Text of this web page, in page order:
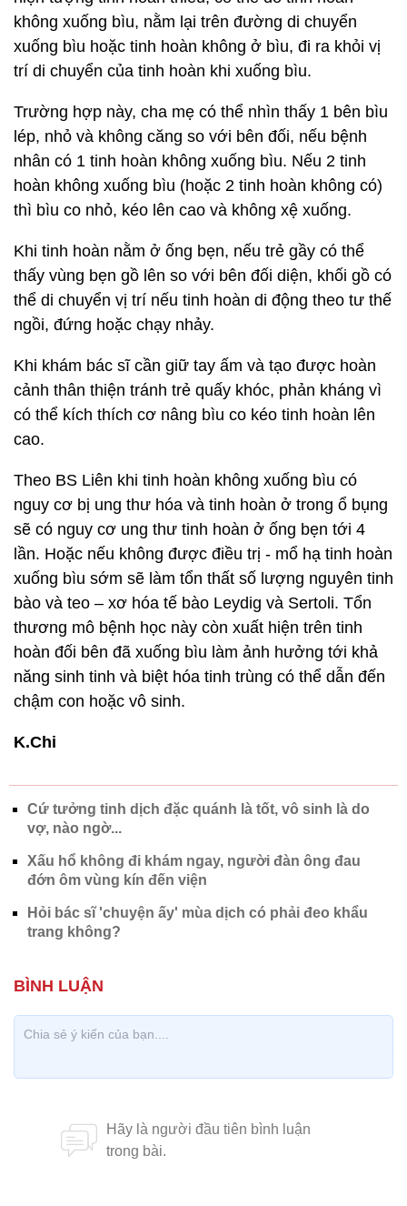
không xuống bìu, nằm lại trên đường di chuyển
xuống bìu hoặc tinh hoàn không ở bìu, đi ra khỏi vị
trí di chuyển của tinh hoàn khi xuống bìu.
Trường hợp này, cha mẹ có thể nhìn thấy 1 bên bìu
lép, nhỏ và không căng so với bên đối, nếu bệnh
nhân có 1 tinh hoàn không xuống bìu. Nếu 2 tinh
hoàn không xuống bìu (hoặc 2 tinh hoàn không có)
thì bìu co nhỏ, kéo lên cao và không xệ xuống.
Khi tinh hoàn nằm ở ống bẹn, nếu trẻ gầy có thể
thấy vùng bẹn gồ lên so với bên đối diện, khối gồ có
thể di chuyển vị trí nếu tinh hoàn di động theo tư thế
ngồi, đứng hoặc chạy nhảy.
Khi khám bác sĩ cần giữ tay ấm và tạo được hoàn
cảnh thân thiện tránh trẻ quấy khóc, phản kháng vì
có thể kích thích cơ nâng bìu co kéo tinh hoàn lên
cao.
Theo BS Liên khi tinh hoàn không xuống bìu có
nguy cơ bị ung thư hóa và tinh hoàn ở trong ổ bụng
sẽ có nguy cơ ung thư tinh hoàn ở ống bẹn tới 4
lần. Hoặc nếu không được điều trị - mổ hạ tinh hoàn
xuống bìu sớm sẽ làm tổn thất số lượng nguyên tinh
bào và teo – xơ hóa tế bào Leydig và Sertoli. Tổn
thương mô bệnh học này còn xuất hiện trên tinh
hoàn đối bên đã xuống bìu làm ảnh hưởng tới khả
năng sinh tinh và biệt hóa tinh trùng có thể dẫn đến
chậm con hoặc vô sinh.
K.Chi
Cứ tưởng tinh dịch đặc quánh là tốt, vô sinh là do
vợ, nào ngờ...
Xấu hổ không đi khám ngay, người đàn ông đau
đớn ôm vùng kín đến viện
Hỏi bác sĩ 'chuyện ấy' mùa dịch có phải đeo khẩu
trang không?